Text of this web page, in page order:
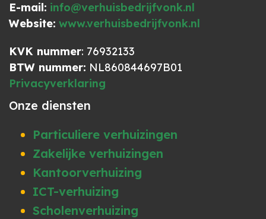
E-mail: info@verhuisbedrijfvonk.nl
Website: www.verhuisbedrijfvonk.nl
KVK nummer: 76932133
BTW nummer: NL860844697B01
Privacyverklaring
Onze diensten
Particuliere verhuizingen
Zakelijke verhuizingen
Kantoorverhuizing
ICT-verhuizing
Scholenverhuizing